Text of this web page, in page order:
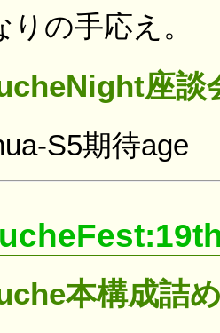
りの手応え。
座談
S5期待age
本構成詰